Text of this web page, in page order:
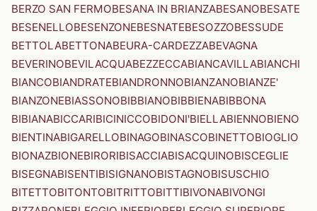
BERZO SAN FERMOBESANA IN BRIANZABESANOBESATE
BESENELLOBESENZONEBESNATEBESOZZOBESSUDE
BETTOLABETTONABEURA-CARDEZZABEVAGNA
BEVERINOBEVILACQUABEZZECCABIANCAVILLABIANCHI
BIANCOBIANDRATEBIANDRONNOBIANZANOBIANZE'
BIANZONEBIASSONOBIBBIANOBIBBIENABIBBONA
BIBIANABICCARIBICINICCOBIDONI'BIELLABIENNOBIENO
BIENTINABIGARELLOBINAGOBINASCOBINETTOBIOGLIO
BIONAZBIONEBIRORIBISACCIABISACQUINOBISCEGLIE
BISEGNABISENTIBISIGNANOBISTAGNOBISUSCHIO
BITETTOBITONTOBITRITTOBITTIBIVONABIVONGI